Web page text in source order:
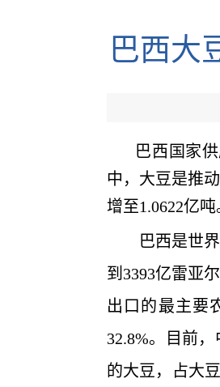
巴西大
巴西国家
中，大豆是推
增至1.0622亿吨
巴西是世界
到3393亿雷亚
出口的最主要
32.8%。目前
的大豆，占大